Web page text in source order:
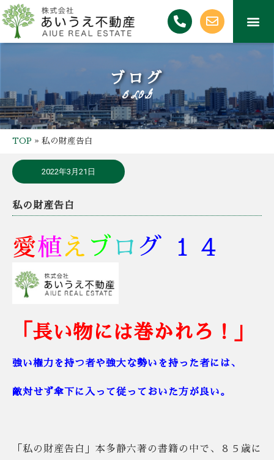
ブログ
BLOG
TOP » 私の財産告白
2022年3月21日
私の財産告白
愛植 え ブ ロ グ １４
「長い物には巻かれろ！」
強い権力を持つ者や強大な勢いを持った者には、
敵対せず傘下に入って従っておいた方が良い。
「私の財産告白」本多静六著の書籍の中で、８５歳に